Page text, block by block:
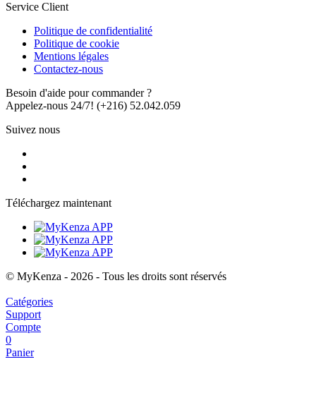
Service Client
Politique de confidentialité
Politique de cookie
Mentions légales
Contactez-nous
Besoin d'aide pour commander ?
Appelez-nous 24/7! (+216) 52.042.059
Suivez nous
Téléchargez maintenant
© MyKenza - 2026 - Tous les droits sont réservés
Catégories
Support
Compte
0
Panier